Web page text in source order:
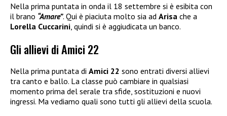
Nella prima puntata in onda il 18 settembre si è esibita con
il brano “Amare”. Qui è piaciuta molto sia ad Arisa che a
Lorella Cuccarini , quindi si è aggiudicata un banco.
Gli allievi di Amici 22
Nella prima puntata di Amici 22 sono entrati diversi allievi
tra canto e ballo. La classe può cambiare in qualsiasi
momento prima del serale tra sfide, sostituzioni e nuovi
ingressi. Ma vediamo quali sono tutti gli allievi della scuola.